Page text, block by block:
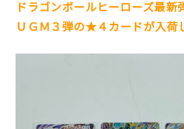
ドラゴンボールヒーローズ最新
ＵＧＭ３弾の★４カードが入荷